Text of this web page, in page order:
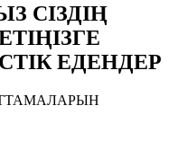
СІЗДІҢ
ЕДЕНДЕР